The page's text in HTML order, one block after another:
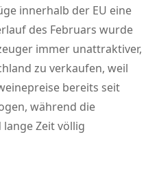
innerhalb der EU eine
des Februars wurde
immer unattraktiver,
zu verkaufen, weil
bereits seit
während die
Zeit völlig